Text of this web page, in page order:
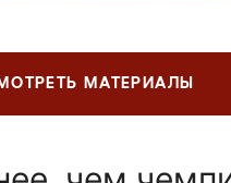
МАТЕРИАЛЫ